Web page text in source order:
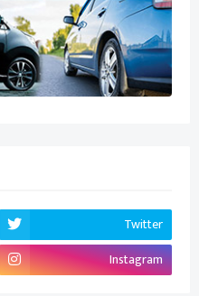
Twitter
Instagram